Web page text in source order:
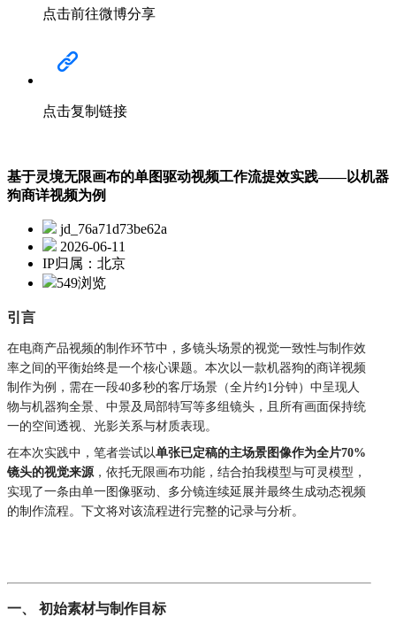
点击前往微博分享
点击复制链接
基于灵境无限画布的单图驱动视频工作流提效实践——以机器
狗商详视频为例
jd_76a71d73be62a
2026-06-11
IP归属：北京
549浏览
引言
在电商产品视频的制作环节中，多镜头场景的视觉一致性与制作效
率之间的平衡始终是一个核心课题。本次以一款机器狗的商详视频
制作为例，需在一段40多秒的客厅场景（全片约1分钟）中呈现人
物与机器狗全景、中景及局部特写等多组镜头，且所有画面保持统
一的空间透视、光影关系与材质表现。
在本次实践中，笔者尝试以单张已定稿的主场景图像作为全片70%
镜头的视觉来源，依托无限画布功能，结合拍我模型与可灵模型，
实现了一条由单一图像驱动、多分镜连续延展并最终生成动态视频
的制作流程。下文将对该流程进行完整的记录与分析。
一、 初始素材与制作目标